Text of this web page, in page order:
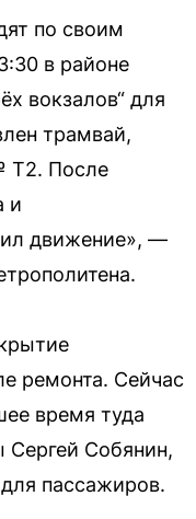
по своим
в районе
вокзалов“ для
трамвай,
Т2. После
и
движение», —
ремонта. Сейчас
время туда
Собянин,
пассажиров.